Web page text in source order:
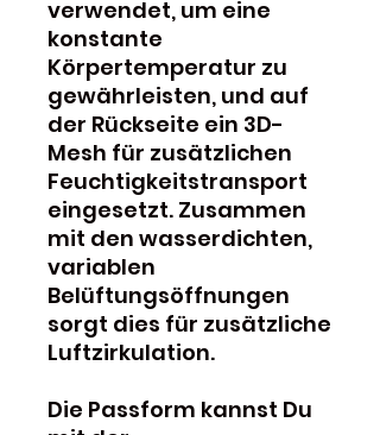
verwendet, um eine
konstante
Körpertemperatur zu
gewährleisten, und auf
der Rückseite ein 3D-
Mesh für zusätzlichen
Feuchtigkeitstransport
eingesetzt. Zusammen
mit den wasserdichten,
variablen
Belüftungsöffnungen
sorgt dies für zusätzliche
Luftzirkulation.
Die Passform kannst Du